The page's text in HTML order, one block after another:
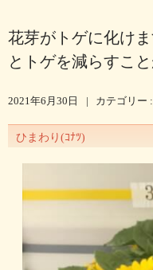
花芽がトゲに化け
とトゲを減らすこ
2021年6月30日 | カテゴリー :
ひまわり(ｺﾅﾂ)